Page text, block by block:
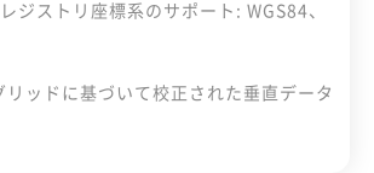
ジストリ座標系のサポート: WGS84、
リッドに基づいて校正された垂直データ